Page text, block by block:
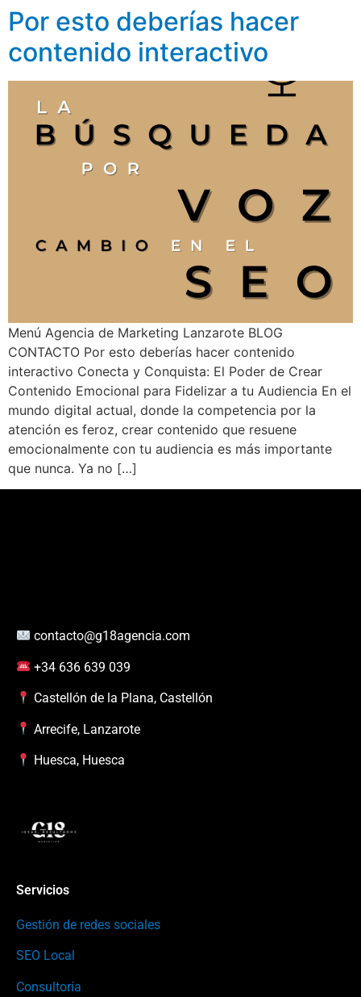
Por esto deberías hacer
contenido interactivo
Menú Agencia de Marketing Lanzarote BLOG
CONTACTO Por esto deberías hacer contenido
interactivo Conecta y Conquista: El Poder de Crear
Contenido Emocional para Fidelizar a tu Audiencia En el
mundo digital actual, donde la competencia por la
atención es feroz, crear contenido que resuene
emocionalmente con tu audiencia es más importante
que nunca. Ya no […]
contacto@g18agencia.com
+34 636 639 039
Castellón de la Plana, Castellón
Arrecife, Lanzarote
Huesca, Huesca
Servicios
Gestión de redes sociales
SEO Local
Consultoría